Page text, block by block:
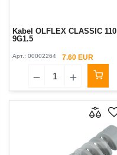
Kabel OLFLEX CLASSIC 110
9G1.5
Арт.: 00002264 7.60 EUR